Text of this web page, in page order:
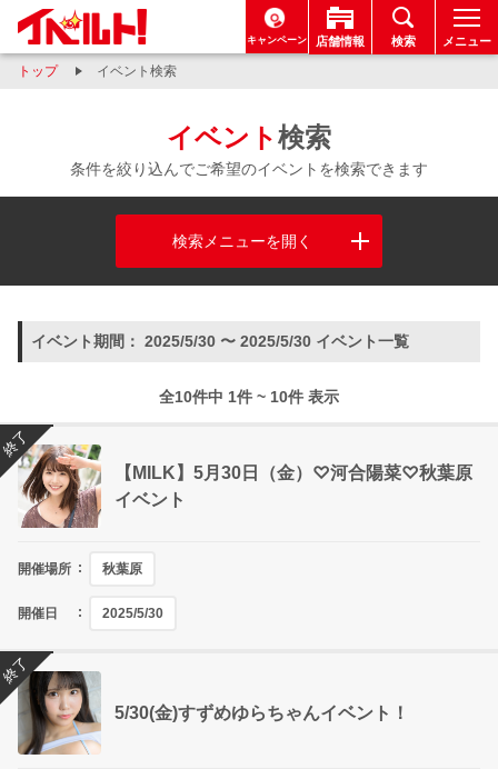
キャンペーン 店舗情報 検索 メニュー
トップ イベント検索
イベント検索
条件を絞り込んでご希望のイベントを検索できます
検索メニューを開く
イベント期間： 2025/5/30 〜 2025/5/30 イベント一覧
全10件中 1件 ~ 10件 表示
【MILK】5月30日（金）♡河合陽菜♡秋葉原
イベント
開催場所 秋葉原
開催日 2025/5/30
終了
5/30(金)すずめゆらちゃんイベント！
終了